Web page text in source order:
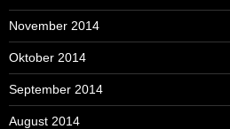
November 2014
Oktober 2014
September 2014
August 2014